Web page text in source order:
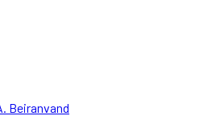
Beiranvand